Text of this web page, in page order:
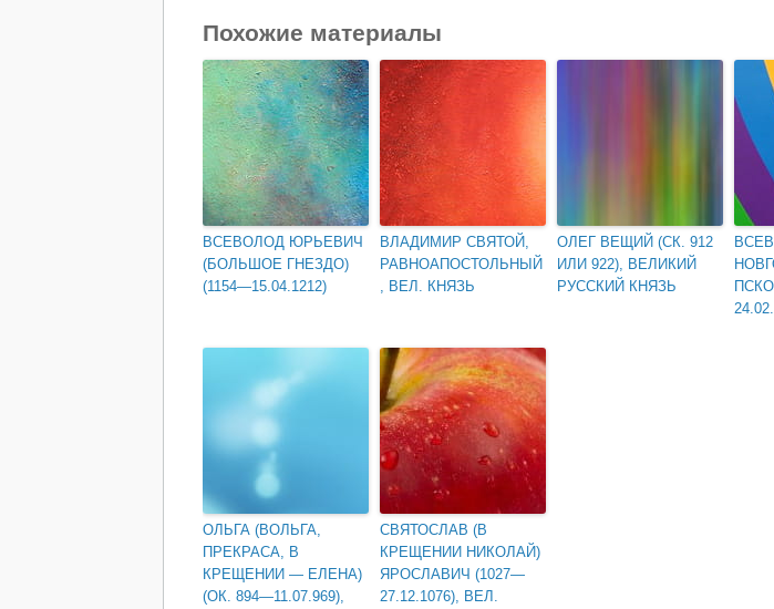
Похожие материалы
ВСЕВОЛОД ЮРЬЕВИЧ
(БОЛЬШОЕ ГНЕЗДО)
(1154—15.04.1212)
ВЛАДИМИР СВЯТОЙ,
РАВНОАПОСТОЛЬНЫЙ
, ВЕЛ. КНЯЗЬ
ОЛЕГ ВЕЩИЙ (СК. 912
ИЛИ 922), ВЕЛИКИЙ
РУССКИЙ КНЯЗЬ
ОЛЬГА (ВОЛЬГА,
ПРЕКРАСА, В
КРЕЩЕНИИ — ЕЛЕНА)
(ОК. 894—11.07.969),
СВЯТОСЛАВ (В
КРЕЩЕНИИ НИКОЛАЙ)
ЯРОСЛАВИЧ (1027—
27.12.1076), ВЕЛ.